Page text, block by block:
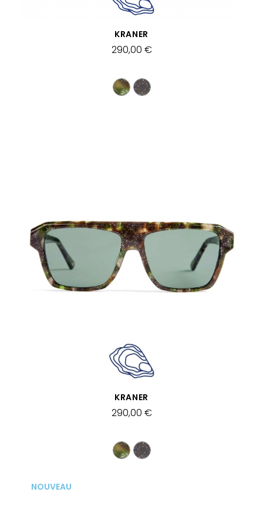
APERÇU RAPIDE
KRANER
290,00 €
APERÇU RAPIDE
KRANER
290,00 €
NOUVEAU